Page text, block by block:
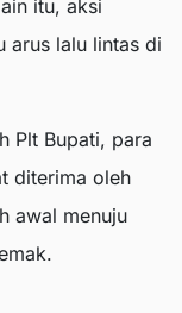
itu, aksi
arus lalu lintas di
Plt Bupati, para
diterima oleh
awal menuju